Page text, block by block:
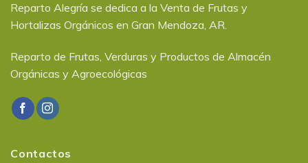
Reparto Alegría se dedica a la Venta de Frutas y
Hortalizas Orgánicos en Gran Mendoza, AR.
Reparto de Frutas, Verduras y Productos de Almacén
Orgánicas y Agroecológicas
Contactos